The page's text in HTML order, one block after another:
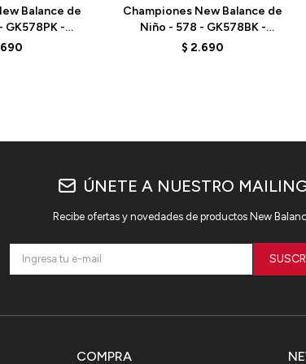
Balance de
GK578PK -
Championes New Balance de
Niño - 578 - GK578BK -
BLACK/WHITE
$ 2.690
COMPRA
ÚNETE A NUESTRO
Recibe ofertas y novedades de productos New